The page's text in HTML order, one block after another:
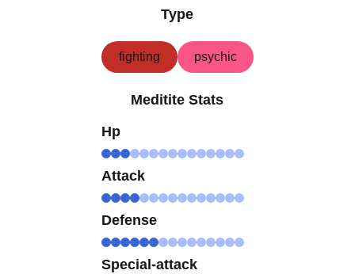
Type
fighting psychic
Meditite Stats
Hp
Attack
Defense
Special-attack